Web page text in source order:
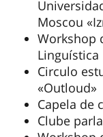
Moscou
Workshop
Linguística
Circulo
«Outloud»
Capela de
Clube